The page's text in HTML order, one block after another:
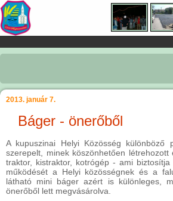
2013. január 7.
Báger - önerőből
A kupuszinai Helyi Közösség különböző
szerepelt, minek köszönhetően
traktor, kistraktor, kotrógép - ami
működését a Helyi közösségnek és a
látható mini báger azért is különleges,
önerőből lett megvásárolva.